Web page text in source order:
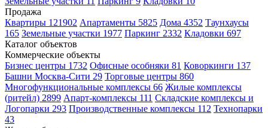
Продажа
Квартиры 121902 Апартаменты 5825 Дома 4352 Таунхаусы
165 Земельные участки 1977 Паркинг 2332 Кладовки 697
Каталог объектов
Коммерческие объекты
Бизнес центры 1732 Офисные особняки 81 Коворкинги 137
Башни Москва-Сити 29 Торговые центры 860
Многофункциональные комплексы 66 Жилые комплексы
(ритейл) 2899 Апарт-комплексы 111 Складские комплексы и
Логопарки 293 Производственные комплексы 112 Технопарки
43